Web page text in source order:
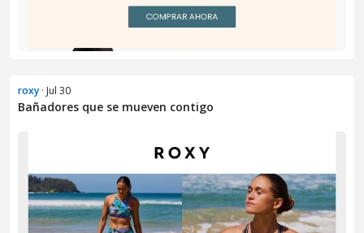
roxy · Jul 30
Bañadores que se mueven contigo